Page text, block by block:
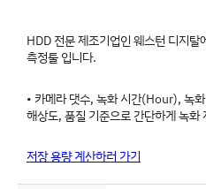
HDD 전문 제조기업인 웨스턴 디지
측정툴 입니다.
• 카메라 댓수, 녹화 시간(Hour), 녹
해상도, 품질 기준으로 간단하게 녹화
저장 용량 계산하러 가기